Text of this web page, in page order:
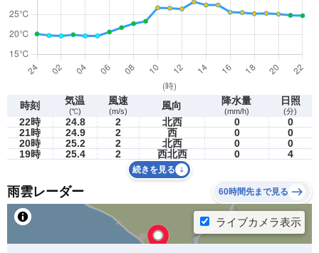
時刻 気温
(℃)
風速
(m/s) 風向 降水量
(mm/h)
日照
(分)
22時 24.8 2 北西 0
0
21時
24.9 2 西 0
0
20時
25.2 2 北西 0
0
19時
25.4 2 西北西 0 4
続きを見る
雨雲レーダー 60時間先まで見る